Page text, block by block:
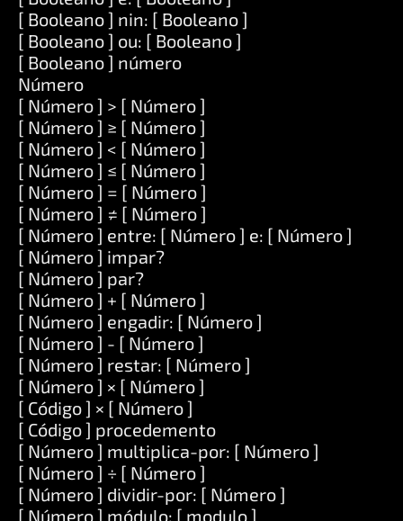
[ Booleano ] nin: [ Booleano ]
[ Booleano ] ou: [ Booleano ]
[ Booleano ] número
Número
[ Número ] > [ Número ]
[ Número ] ≥ [ Número ]
[ Número ] < [ Número ]
[ Número ] ≤ [ Número ]
[ Número ] = [ Número ]
[ Número ] ≠ [ Número ]
[ Número ] entre: [ Número ] e: [ Número ]
[ Número ] impar?
[ Número ] par?
[ Número ] + [ Número ]
[ Número ] engadir: [ Número ]
[ Número ] - [ Número ]
[ Número ] restar: [ Número ]
[ Número ] × [ Número ]
[ Código ] × [ Número ]
[ Código ] procedemento
[ Número ] multiplica-por: [ Número ]
[ Número ] ÷ [ Número ]
[ Número ] dividir-por: [ Número ]
[ Número ] módulo: [ modulo ]